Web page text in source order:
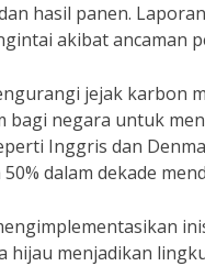
hasil panen.
akibat ancaman
jejak karbon
bagi negara untuk
Inggris dan
dalam dekade
menjadikan